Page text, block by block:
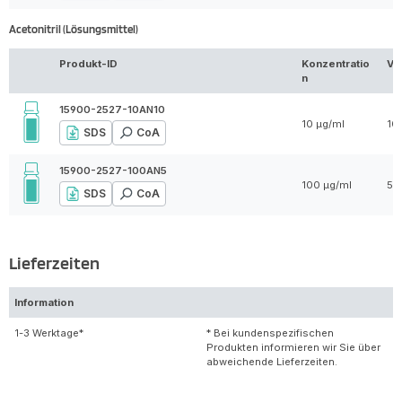
Acetonitril (Lösungsmittel)
Produkt-ID
Konzentratio
n
15900-2527-10AN10
SDS CoA
10 µg/ml 10
15900-2527-100AN5
SDS CoA
100 µg/ml 5
Lieferzeiten
Information
1-3 Werktage*
* Bei kundenspezifischen
Produkten informieren wir Sie über
abweichende Lieferzeiten.